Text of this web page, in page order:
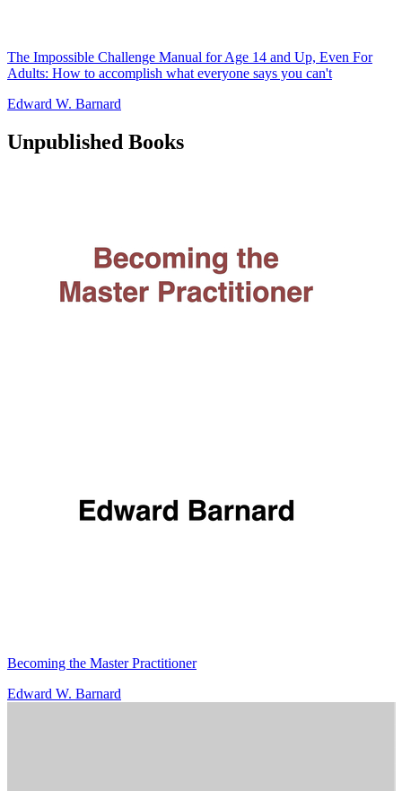
The Impossible Challenge Manual for Age 14 and Up, Even For
Adults: How to accomplish what everyone says you can't
Edward W. Barnard
Unpublished Books
Becoming the Master Practitioner
Edward W. Barnard